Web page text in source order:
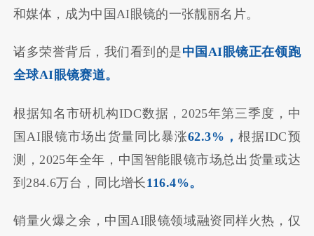
和媒体，成为中国AI眼镜的一张靓丽名片。
诸多荣誉背后，我们看到的是中国AI眼镜正在领跑
全球AI眼镜赛道。
根据知名市研机构IDC数据，2025年第三季度，中
国AI眼镜市场出货量同比暴涨62.3%， 根据IDC预
测，2025年全年，中国智能眼镜市场总出货量或达
到284.6万台，同比增长116.4%。
销量火爆之余，中国AI眼镜领域融资同样火热，仅